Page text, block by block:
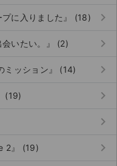
プに入りました』 (18) keyboard_arrow_right
いたい。』 (2) keyboard_arrow_right
ミッション』 (14) keyboard_arrow_right
(19) keyboard_arrow_right
keyboard_arrow_right
2』 (19) keyboard_arrow_right